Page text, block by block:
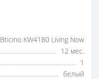
Bticino KW4180 Living Now
12 мес.
1
белый